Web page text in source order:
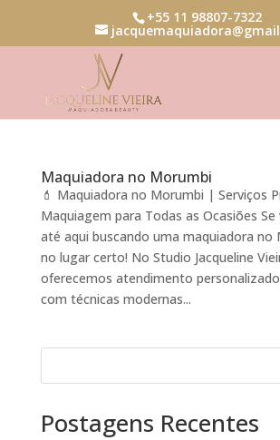
+55 11 98807-7322
Maquiadora no Morumbi
💄 Maquiadora no Morumbi | Serviços
Maquiagem para Todas as Ocasiões
até aqui buscando uma maquiadora no
no lugar certo! No Studio Jacqueline
oferecemos atendimento
com técnicas modernas...
Postagens Recentes